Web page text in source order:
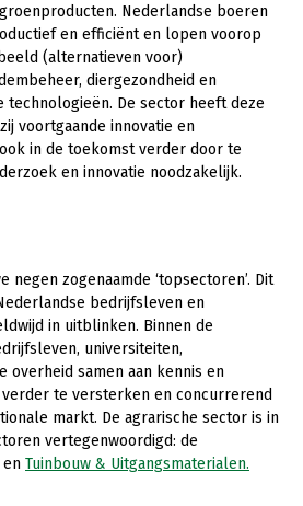
en onderwijs
Nederlandse boeren
en efficiënt en lopen voorop
(alternatieven voor)
diergezondheid en
technologieën. De sector heeft deze
voortgaande innovatie en
in de toekomst verder door te
en innovatie noodzakelijk.
negen zogenaamde ‘topsectoren’. Dit
bedrijfsleven en
in uitblinken. Binnen de
universiteiten,
overheid samen aan kennis en
te versterken en concurrerend
markt. De agrarische sector is in
vertegenwoordigd: de
en Tuinbouw & Uitgangsmaterialen.